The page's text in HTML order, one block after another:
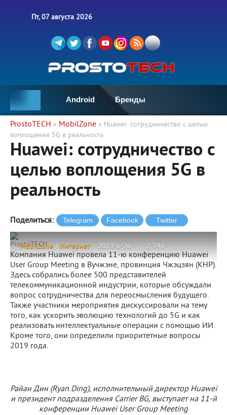
Пт, 07 августа 2026
Android Бренды
ProstoTECH » MobilZone » Huawei: сотрудничество с целью
воплощения 5G в реальность
Huawei: сотрудничество с
целью воплощения 5G в
реальность
Поделиться:
MobilZone / Интернет 2019-6-26 2 346
ProstoTECH
Компания Huawei провела 11-ю конференцию Huawei
User Group Meeting в Вучжэне, провинция Чжэцзян (КНР).
Здесь собрались более 500 представителей
телекоммуникационной индустрии, которые обсуждали
вопрос сотрудничества для переосмысления будущего.
Также участники мероприятия дискуссировали на тему
того, как ускорить эволюцию технологий до 5G и как
реализовать интеллектуальные операции с помощью ИИ.
Кроме того, они определили приоритетные вопросы
2019 года.
Райан Дин (Ryan Ding), исполнительный директор Huawei
и президент подразделения Carrier BG, выступает на 11-й
конференции Huawei User Group Meeting